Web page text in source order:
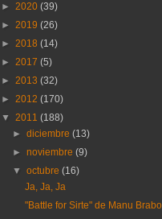
► 2020 (39)
► 2019 (26)
► 2018 (14)
► 2017 (5)
► 2013 (32)
► 2012 (170)
▼ 2011 (188)
►diciembre(13)
►noviembre(9)
▼octubre(16)
Ja, Ja, Ja
"Battle for Sirte" de Manu Brabo